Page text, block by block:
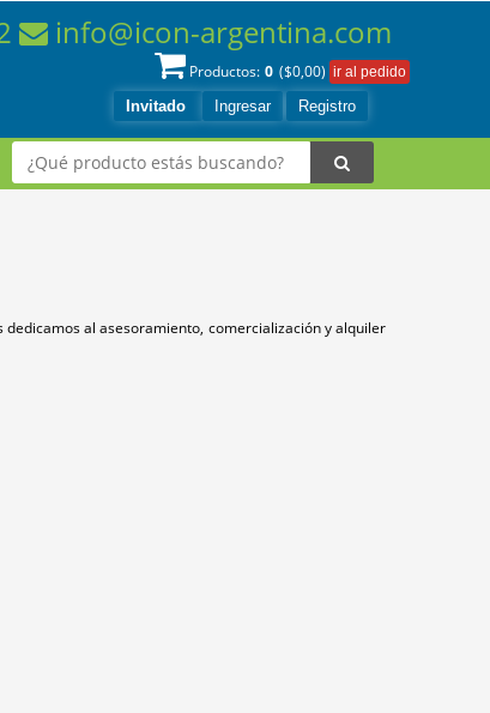
Invitado Ingresar Registro
Productos: 0 ($0,00)
info@icon-argentina.com
al asesoramiento, comercialización y alquiler